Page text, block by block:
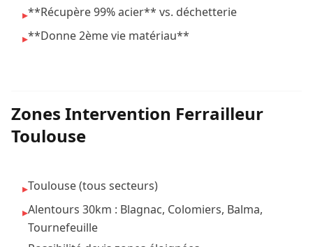
▸**Récupère 99% acier** vs. déchetterie
▸**Donne 2ème vie matériau**
Zones Intervention Ferrailleur
Toulouse
▸Toulouse (tous secteurs)
▸Alentours 30km : Blagnac, Colomiers, Balma,
Tournefeuille